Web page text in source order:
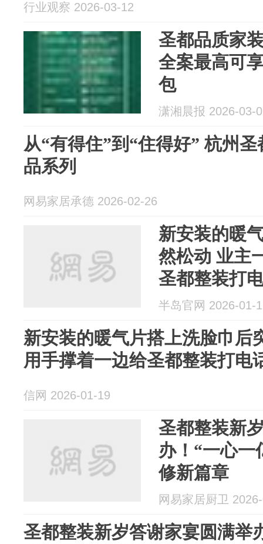
行业观察 2026-03-12
圣都品质家
全案最高可
包
潇湘晨报 2026-03-
从“有得住”到“住得好” 杭州
品系列
网易家居承德 2026-02-26
新安装的暖
然松动 业主
圣都整装打
半岛官网 2026-01-
新安装的暖气片搭上洗脸巾后
用手撑着一边给圣都整装打电
信网 2026-01-19
圣都整装新
办！“一心一
修新篇章
网易家居厨卫
圣都整装新岁答谢家宴圆满举